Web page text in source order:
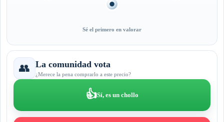
Sé el primero en valorar
👥 La comunidad vota
¿Merece la pena comprarlo a este precio?
👍Sí, es un chollo